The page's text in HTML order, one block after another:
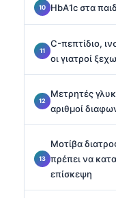
HbA1c στα
C-πεπτίδιο,
οι γιατροί
Μετρητές
αριθμοί
Μοτίβα
πρέπει να
επίσκεψη